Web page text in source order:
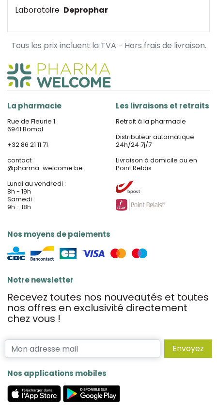
Laboratoire Deprophar
Tous les prix incluent la TVA - Hors frais de livraison.
La pharmacie
Rue de Fleurie 1
6941 Bomal
+32 86 21 11 71
contact
@pharma-welcome.be
Lundi au vendredi :
8h - 19h
Samedi :
9h - 18h
Nos moyens de paiements
Les livraisons et retraits
Retrait à la pharmacie
Distributeur automatique
24h/24 7j/7
Livraison à domicile ou en
Point Relais
Notre newsletter
Recevez toutes nos nouveautés et toutes
nos offres en exclusivité directement
chez vous !
Envoyez
Nos applications mobiles